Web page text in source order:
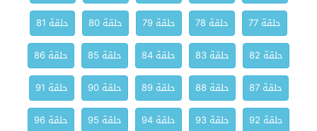
حلقة 77
حلقة 78 حلقة 79 حلقة 80
حلقة 81
حلقة 82
حلقة 83 حلقة 84 حلقة 85
حلقة 86
حلقة 87
حلقة 88 حلقة 89 حلقة 90
حلقة 91
حلقة 92
حلقة 93 حلقة 94 حلقة 95
حلقة 96